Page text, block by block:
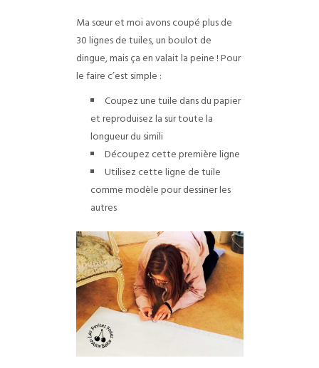
Ma sœur et moi avons coupé plus de
30 lignes de tuiles, un boulot de
dingue, mais ça en valait la peine ! Pour
le faire c’est simple :
Coupez une tuile dans du papier
et reproduisez la sur toute la
longueur du simili
Découpez cette première ligne
Utilisez cette ligne de tuile
comme modèle pour dessiner les
autres